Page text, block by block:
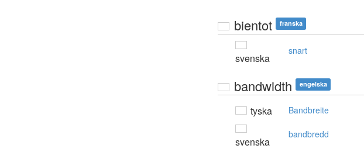
bientot franska
svenska
snart
bandwidth engelska
tyska Bandbreite
svenska
bandbredd